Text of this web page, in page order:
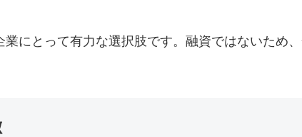
にとって有力な選択肢です。融資ではないため